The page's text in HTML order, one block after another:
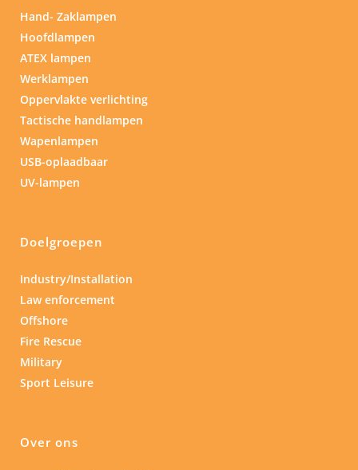
Hand- Zaklampen
Hoofdlampen
ATEX lampen
Werklampen
Oppervlakte verlichting
Tactische handlampen
Wapenlampen
USB-oplaadbaar
UV-lampen
Doelgroepen
Industry/Installation
Law enforcement
Offshore
Fire Rescue
Military
Sport Leisure
Over ons